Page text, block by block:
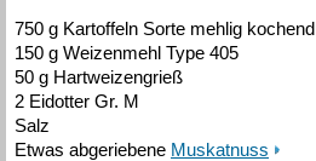
750 g Kartoffeln Sorte mehlig kochend
150 g Weizenmehl Type 405
50 g Hartweizengrieß
2 Eidotter Gr. M
Salz
Etwas abgeriebene Muskatnuss